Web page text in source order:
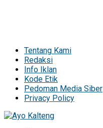
Tentang Kami
Redaksi
Info Iklan
Kode Etik
Pedoman Media Siber
Privacy Policy